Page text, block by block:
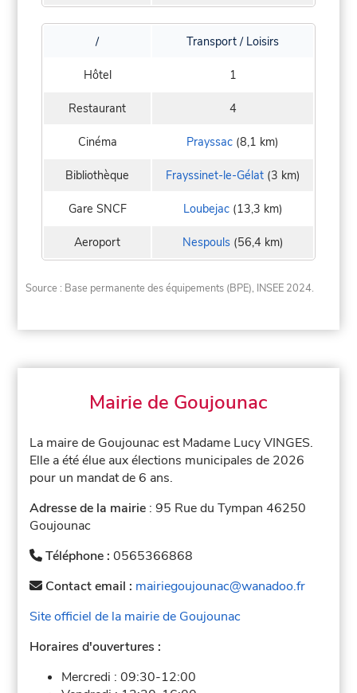
/ Transport / Loisirs
Hôtel 1
Restaurant 4
Cinéma Prayssac (8,1 km)
Bibliothèque Frayssinet-le-Gélat(3 km)
Gare SNCF Loubejac(13,3 km)
Aeroport Nespouls(56,4 km)
Source : Base permanente des équipements (BPE), INSEE 2024.
Mairie de Goujounac
La maire de Goujounac est Madame Lucy VINGES.
Elle a été élue aux élections municipales de 2026
pour un mandat de 6 ans.
Adresse de la mairie : 95 Rue du Tympan 46250
Goujounac
Téléphone :0565366868
Contact email : mairiegoujounac@wanadoo.fr
Site officiel de la mairie de Goujounac
Horaires d'ouvertures :
Mercredi :09:30-12:00